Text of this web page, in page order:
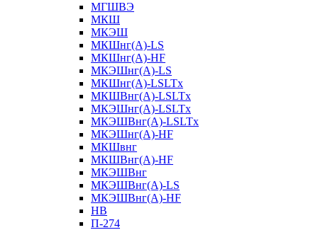
МГШВЭ
МКШ
МКЭШ
МКШнг(А)-LS
МКШнг(А)-HF
МКЭШнг(А)-LS
МКШнг(А)-LSLTx
МКШВнг(A)-LSLTx
МКЭШнг(А)-LSLTx
МКЭШВнг(A)-LSLTx
МКЭШнг(А)-HF
МКШвнг
МКШВнг(А)-HF
МКЭШВнг
МКЭШВнг(А)-LS
МКЭШВнг(А)-HF
НВ
П-274